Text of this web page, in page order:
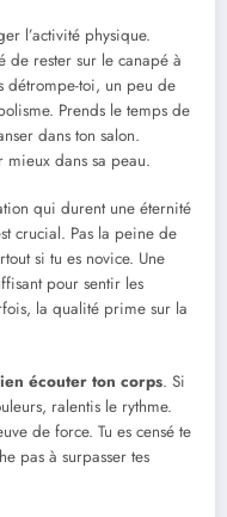
l’activité physique.
de rester sur le canapé à
détrompe-toi, un peu de
Prends le temps de
dans ton salon.
dans sa peau.
qui durent une éternité
crucial. Pas la peine de
si tu es novice. Une
pour sentir les
la qualité prime sur la
écouter ton corps. Si
ralentis le rythme.
de force. Tu es censé te
pas à surpasser tes